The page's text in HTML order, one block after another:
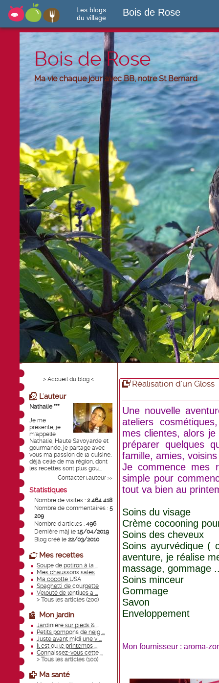
Les blogs
du village
Bois de Rose
Bois de Rose
Ma vie chaque jour avec BB, notre St Bernard
> Accueil du blog <
L'auteur
Nathalie ***
Je me
présente, je
m'appelle
Nathalie, Haute Savoyarde et
gourmande, je partage avec
vous ma passion de la cuisine,
déjà celle de ma région, dont
les recettes sont plus gou...
Contacter l'auteur >>
Statistiques
Nombre de visites : 2 464 418
Nombre de commentaires : 5
209
Nombre d'articles : 496
Dernière màj le 15/04/2019
Blog créé le 22/03/2010
Mes recettes
Soupe de potiron à la ...
Mes chaussons salés
Ma cocotte USA
Spaghetti de courgette
Velouté de lentilles a ...
> Tous les articles (200)
Mon jardin
Jardinière sur pieds & ...
Petits pompons de neig ...
Juste avant midi une v ...
Il est ou le printemps ...
Connaissez-vous cette ...
> Tous les articles (100)
Ma santé
Réalisation d'un Gloss
Une nouvelle
ateliers
mes clientes, alors
préparer quelques
famille, amies,
Je commence mes
simple pour
tout va bien au
Soins du visage
Crème cocooning
Soins des cheveux
Soins ayurvédique (
aventure, je réalise
massage, gommage
Soins minceur
Gommage
Savon
Enveloppement
Mon fournisseur : aroma-